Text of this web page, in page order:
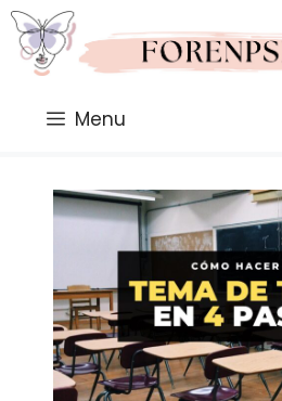
Saltar
al
contenido
Menu